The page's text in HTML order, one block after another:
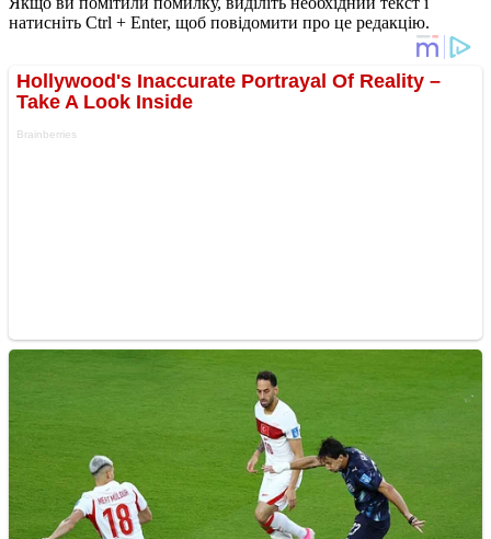
натисніть Ctrl + Enter, щоб повідомити про це редакцію.